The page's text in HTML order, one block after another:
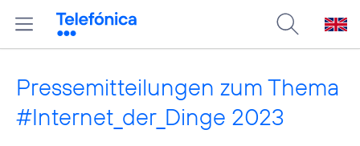
Pressemitteilungen zum Thema
#Internet_der_Dinge 2023